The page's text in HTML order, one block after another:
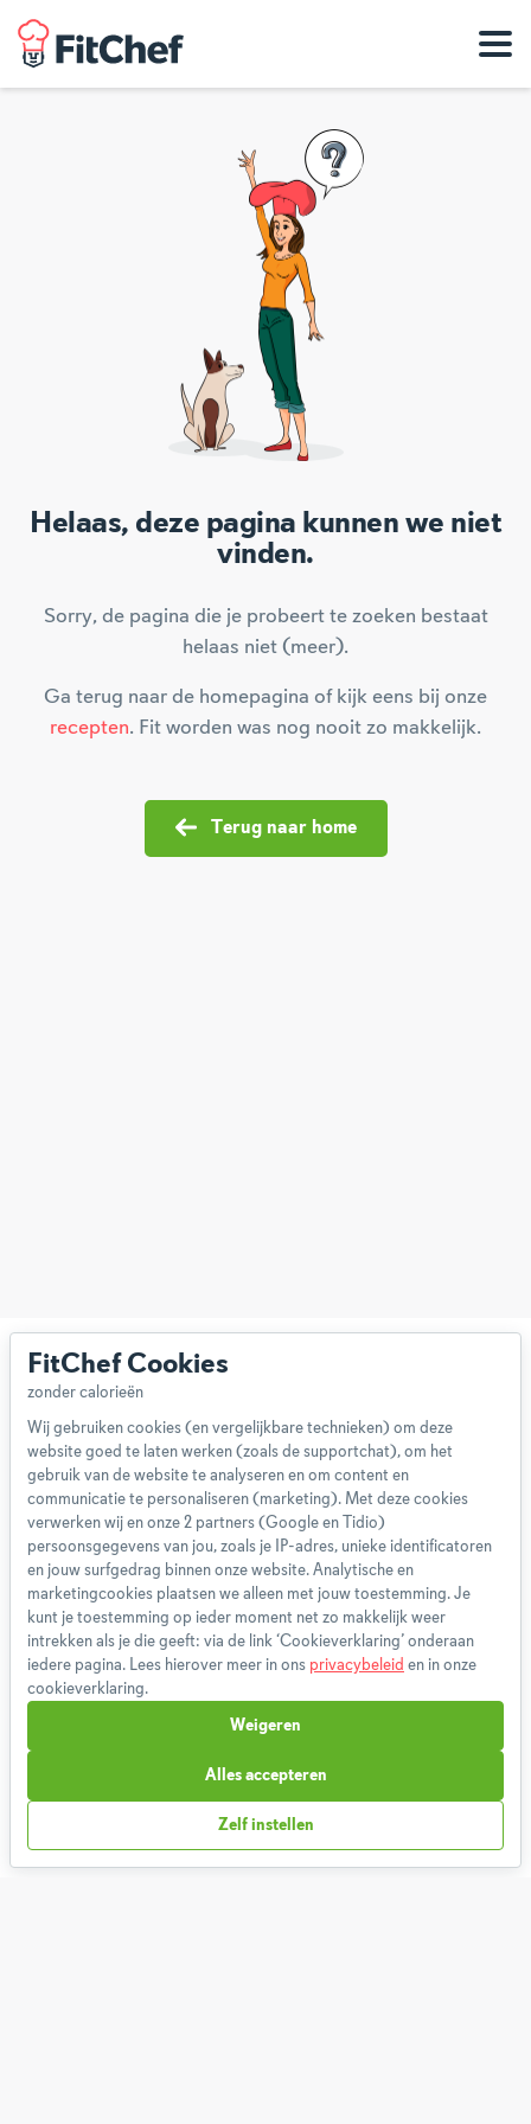
Helaas, deze pagina kunnen we niet
vinden.
Sorry, de pagina die je probeert te zoeken bestaat
helaas niet (meer).
Ga terug naar de homepagina of kijk eens bij onze
recepten. Fit worden was nog nooit zo makkelijk.
Terug naar home
Over ons
Team
App
Blog
Disclaimer
Gebruikersvoorwaarden
Methodologie
Privacybeleid
Cookieverklaring
Betaalmethoden
Klachtenprocedure
Bestelling herroepen
Partnerprogramma
FitChef Cookies
Wij gebruiken cookies (en vergelijkbare technieken) om deze
website goed te laten werken (zoals de supportchat), om het
gebruik van de website te analyseren en om content en
communicatie te personaliseren (marketing). Met deze cookies
verwerken wij en onze 2 partners (Google en Tidio)
persoonsgegevens van jou, zoals je IP-adres, unieke identificatoren
en jouw surfgedrag binnen onze website. Analytische en
marketingcookies plaatsen we alleen met jouw toestemming. Je
kunt je toestemming op ieder moment net zo makkelijk weer
intrekken als je die geeft: via de link ‘Cookieverklaring’ onderaan
iedere pagina. Lees hierover meer in ons privacybeleid en in onze
cookieverklaring.
Zelf instellen
Weigeren
Alles accepteren